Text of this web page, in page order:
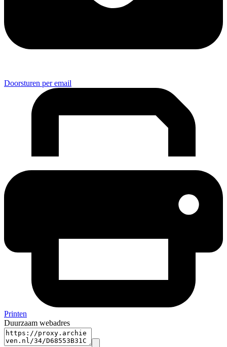
Doorsturen per email
Printen
Duurzaam webadres